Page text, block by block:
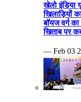
खेलो इंडिया
खिलाड़ियों
बॉयज वर्ग
खिताब पर
— Feb 03